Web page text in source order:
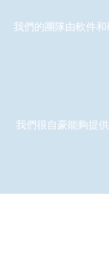
我們的團隊由軟件
我們很自豪能夠提